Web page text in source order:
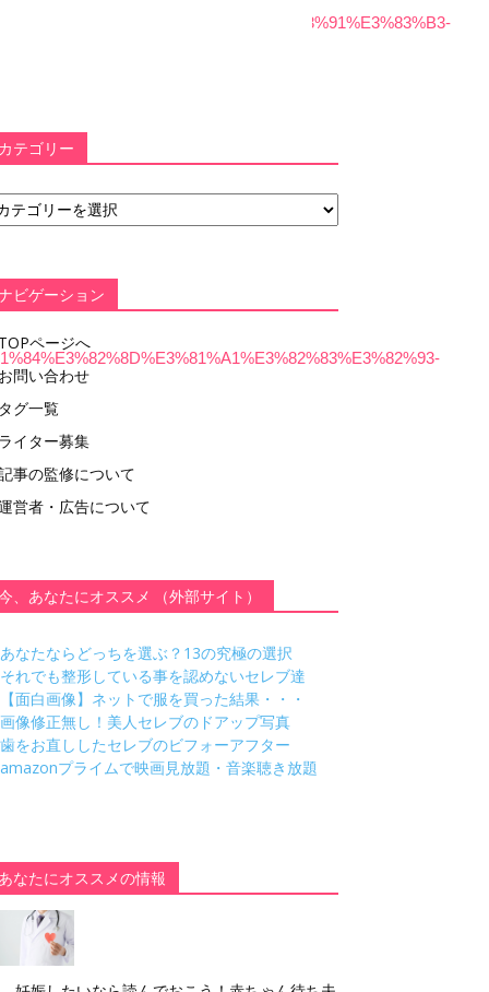
カテゴリー
ビゲーション
TOPページへ
お問い合わせ
タグ一覧
ライター募集
事の監修について
営者・広告について
、あなたにオススメ （外部サイト）
あなたならどっちを選ぶ？13の究極の選択
それでも整形している事を認めないセレブ達
【面白画像】ネットで服を買った結果・・・
画像修正無し！美人セレブのドアップ写真
歯をお直ししたセレブのビフォーアフター
amazonプライムで映画見放題・音楽聴き放題
あなたにオススメの情報